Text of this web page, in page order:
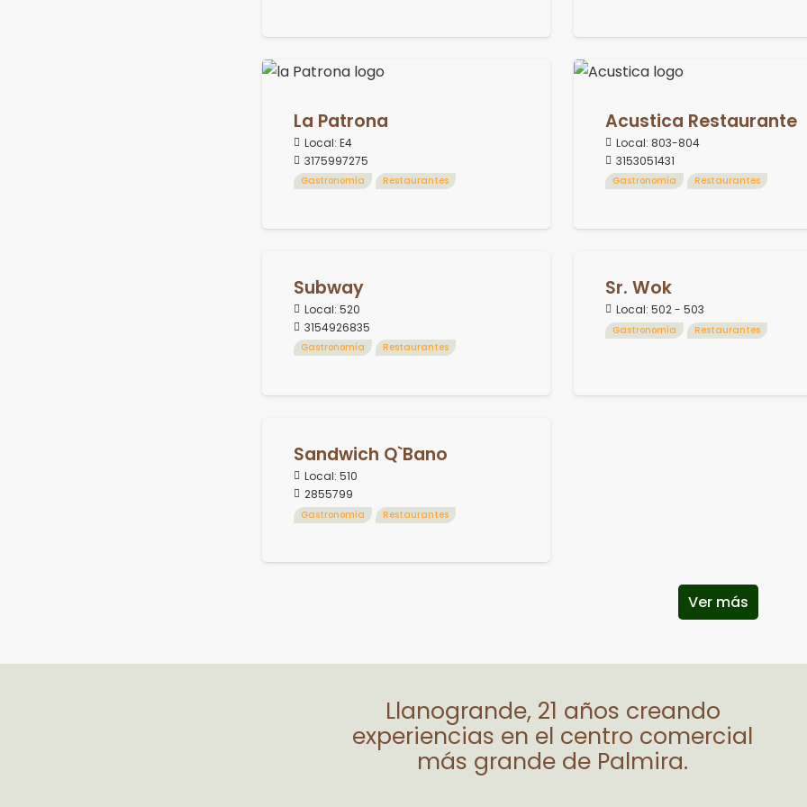
La Patrona
Local: E4
3175997275
Gastronomía Restaurantes
Acustica Restaurante
Local: 803-804
3153051431
Gastronomía Restaurantes
Subway
Local: 520
3154926835
Gastronomía Restaurantes
Sr. Wok
Local:502 - 503
Gastronomía Restaurantes
Sandwich Q`bano
Local: 510
2855799
Gastronomía Restaurantes
Ver más
Llanogrande, 21 años creando
experiencias en el centro comercial
más grande de Palmira.